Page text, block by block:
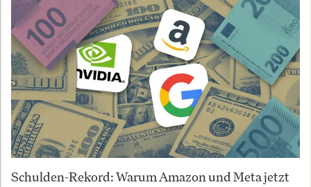
Schulden-Rekord: Warum Amazon und Meta jetzt